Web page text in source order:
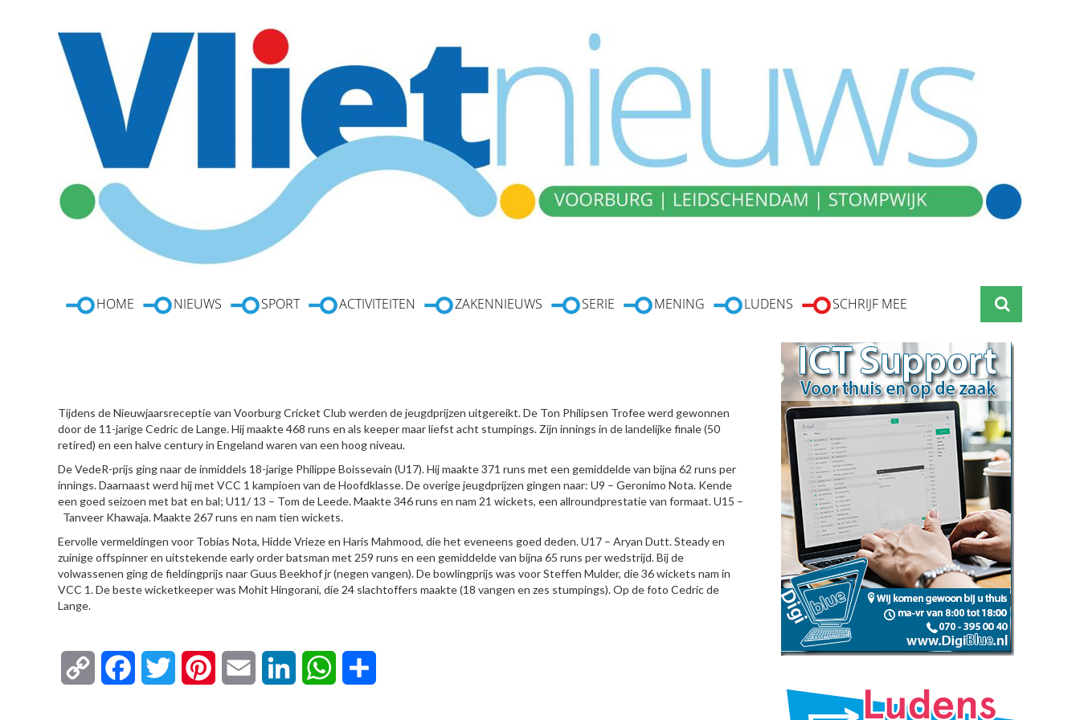
HOME NIEUWS SPORT ACTIVITEITEN ZAKENNIEUWS SERIE MENING LUDENS SCHRIJF MEE
Tijdens de Nieuwjaarsreceptie van Voorburg Cricket Club werden de jeugdprijzen uitgereikt. De Ton Philipsen Trofee werd gewonnen
door de 11-jarige Cedric de Lange. Hij maakte 468 runs en als keeper maar liefst acht stumpings. Zijn innings in de landelijke finale (50
retired) en een halve century in Engeland waren van een hoog niveau.
De VedeR-prijs ging naar de inmiddels 18-jarige Philippe Boissevain (U17). Hij maakte 371 runs met een gemiddelde van bijna 62 runs per
innings. Daarnaast werd hij met VCC 1 kampioen van de Hoofdklasse. De overige jeugdprijzen gingen naar: U9 – Geronimo Nota. Kende
een goed seizoen met bat en bal; U11/ 13 – Tom de Leede. Maakte 346 runs en nam 21 wickets, een allroundprestatie van formaat. U15 –
Tanveer Khawaja. Maakte 267 runs en nam tien wickets.
Eervolle vermeldingen voor Tobias Nota, Hidde Vrieze en Haris Mahmood, die het eveneens goed deden. U17 – Aryan Dutt. Steady en
zuinige offspinner en uitstekende early order batsman met 259 runs en een gemiddelde van bijna 65 runs per wedstrijd. Bij de
volwassenen ging de fieldingprijs naar Guus Beekhof jr (negen vangen). De bowlingprijs was voor Steffen Mulder, die 36 wickets nam in
VCC 1. De beste wicketkeeper was Mohit Hingorani, die 24 slachtoffers maakte (18 vangen en zes stumpings). Op de foto Cedric de
Lange.
Copy FacebookTwitter Pinterest Email LinkedIn WhatsApp